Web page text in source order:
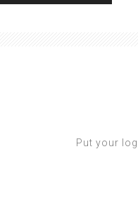
Put your